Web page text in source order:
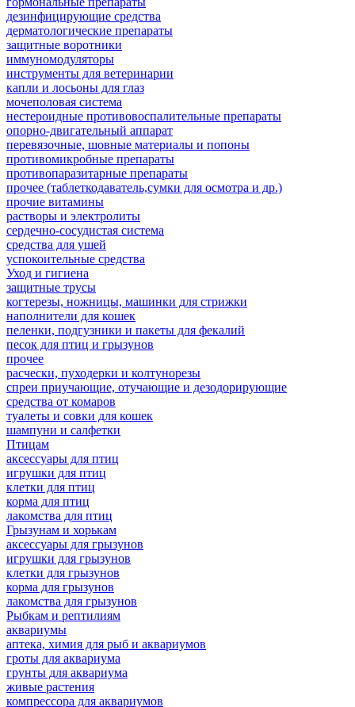
дезинфицирующие средства
дерматологические препараты
защитные воротники
иммуномодуляторы
инструменты для ветеринарии
капли и лосьоны для глаз
мочеполовая система
нестероидные противовоспалительные препараты
опорно-двигательный аппарат
перевязочные, шовные материалы и попоны
противомикробные препараты
противопаразитарные препараты
прочее (таблеткодаватель,сумки для осмотра и др.)
прочие витамины
растворы и электролиты
сердечно-сосудистая система
средства для ушей
успокоительные средства
Уход и гигиена
защитные трусы
когтерезы, ножницы, машинки для стрижки
наполнители для кошек
пеленки, подгузники и пакеты для фекалий
песок для птиц и грызунов
прочее
расчески, пуходерки и колтунорезы
спреи приучающие, отучающие и дезодорирующие
средства от комаров
туалеты и совки для кошек
шампуни и салфетки
Птицам
аксессуары для птиц
игрушки для птиц
клетки для птиц
корма для птиц
лакомства для птиц
Грызунам и хорькам
аксессуары для грызунов
игрушки для грызунов
клетки для грызунов
корма для грызунов
лакомства для грызунов
Рыбкам и рептилиям
аквариумы
аптека, химия для рыб и аквариумов
гроты для аквариума
грунты для аквариума
живые растения
компрессора для аквариумов